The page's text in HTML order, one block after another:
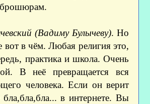
(Вадиму Булычеву). Но
вот в чём. Любая религия это,
практика и школа. Очень
В неё превращается вся
человека. Если он верит
бла,бла,бла... в интернете. Вы